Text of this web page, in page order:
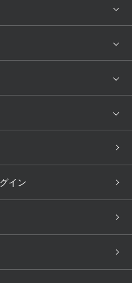
une nana cool
Mens Innerwear
ワコールスタイル
人間科学研究開発センター見
学
イン